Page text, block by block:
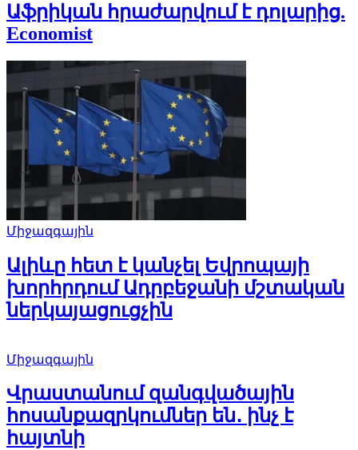
Աֆրիկան ​​հրաժարվում է դոլարից.
Economist
Միջազգային
Ալիևը հետ է կանչել Եվրոպայի
խորհրդում Ադրբեջանի մշտական
ներկայացուցչին
Միջազգային
Վրաստանում զանգվածային
հոսանքազրկումներ են․ ինչ է
հայտնի